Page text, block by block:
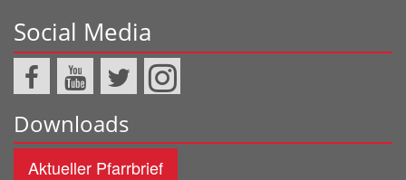
Social Media
Downloads
Aktueller Pfarrbrief